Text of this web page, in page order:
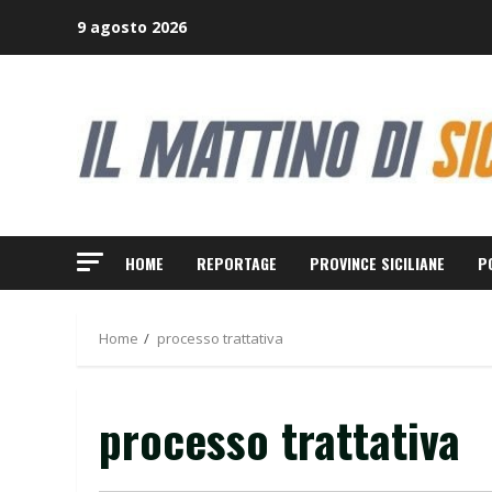
9 agosto 2026
HOME REPORTAGE PROVINCE SICILIANE
Home processo trattativa
processo trattativa